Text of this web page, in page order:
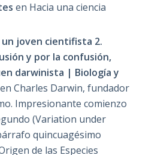
en Hacia una ciencia
joven cientifista 2.
y por la confusión,
darwinista | Biología y
en Charles Darwin, fundador
Impresionante comienzo
(Variation under
quincuagésimo
de las Especies